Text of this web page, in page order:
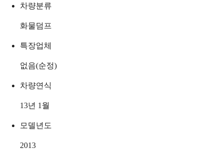
차량분류
화물덤프
특장업체
없음(순정)
차량연식
13년 1월
모델년도
2013